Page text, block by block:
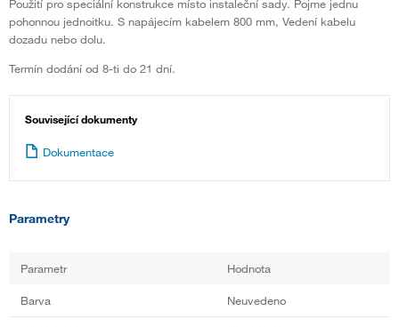
Použití pro speciální konstrukce místo instaleční sady. Pojme jednu
pohonnou jednoitku. S napájecím kabelem 800 mm, Vedení kabelu
dozadu nebo dolu.
Termín dodání od 8-ti do 21 dní.
Související dokumenty
Dokumentace
Parametry
Parametr Hodnota
Barva Neuvedeno